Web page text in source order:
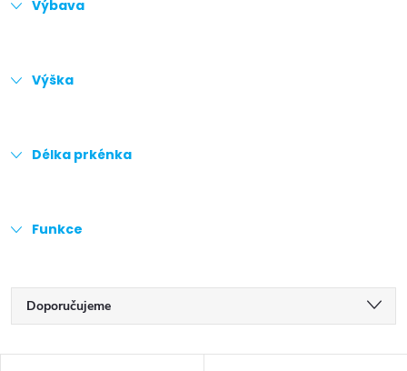
Výbava
Výška
Délka prkénka
Funkce
Ř
a
Doporučujeme